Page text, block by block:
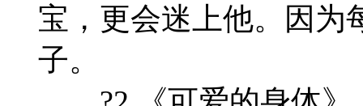
宝，更会迷上他。因为
子。